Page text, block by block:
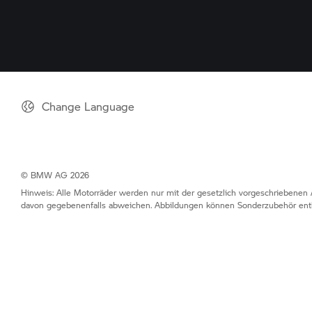
Change Language
© BMW AG 2026
Hinweis: Alle Motorräder werden nur mit der gesetzlich
davon gegebenenfalls abweichen. Abbildungen können Sonderzubehör